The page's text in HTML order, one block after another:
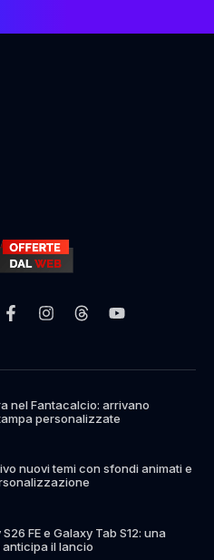
nel Fantacalcio: arrivano
personalizzate
nuovi temi con sfondi animati e
FE e Galaxy Tab S12: una
il lancio